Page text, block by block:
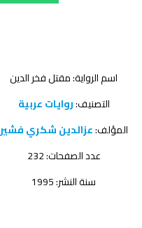
اسم الرواية: مقتل فخر الدين
التصنيف:روايات عربية
المؤلف:عزالدين شكري فشير
عدد الصفحات: 232
سنة النشر: 1995